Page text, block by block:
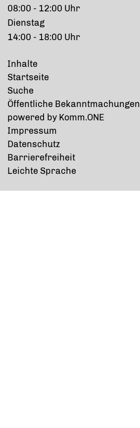
08:00 - 12:00 Uhr
Dienstag
14:00 - 18:00 Uhr
Inhalte
Startseite
Suche
Öffentliche Bekanntmachungen
powered by Komm.ONE
Impressum
Datenschutz
Barrierefreiheit
Leichte Sprache